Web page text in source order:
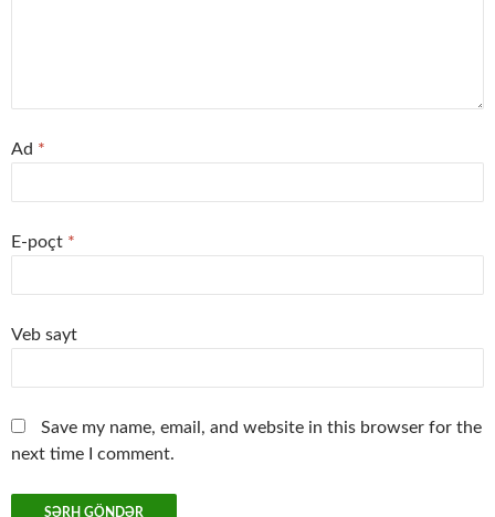
Ad *
E-poçt *
Veb sayt
Save my name, email, and website in this browser for the
next time I comment.